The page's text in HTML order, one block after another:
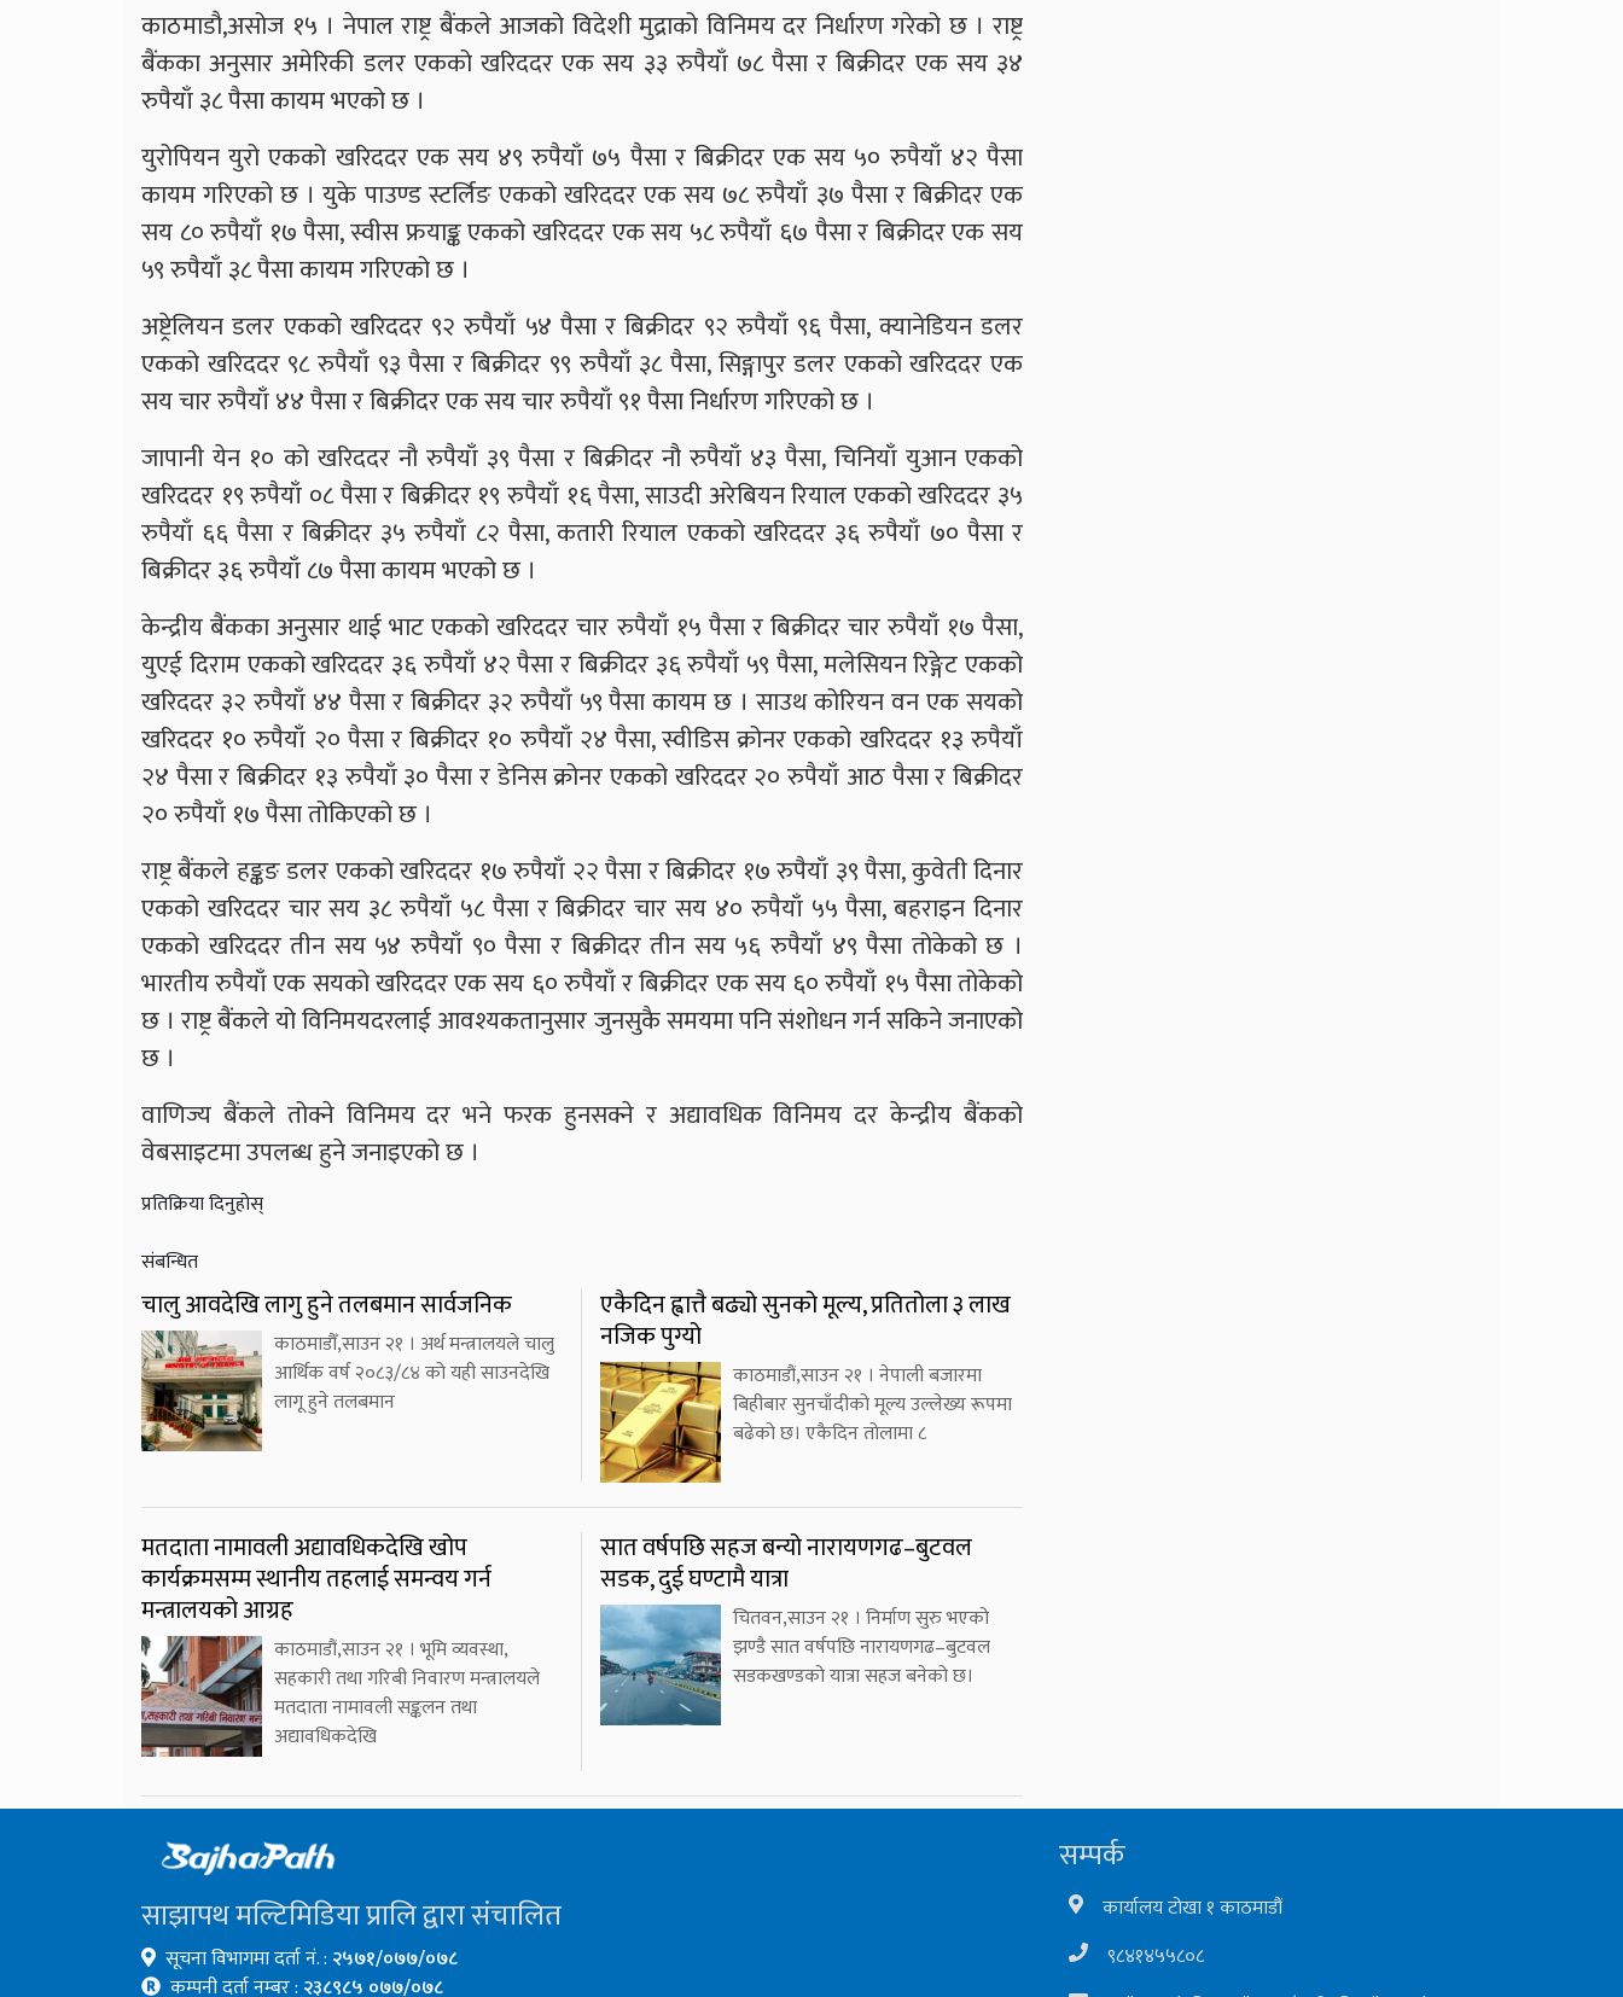
काठमाडौ,असोज १५ । नेपाल राष्ट्र बैंकले आजको विदेशी मुद्राको विनिमय दर निर्धारण गरेको छ । राष्ट्र
बैंकका अनुसार अमेरिकी डलर एकको खरिददर एक सय ३३ रुपैयाँ ७८ पैसा र बिक्रीदर एक सय ३४
रुपैयाँ ३८ पैसा कायम भएको छ ।
युरोपियन युरो एकको खरिददर एक सय ४९ रुपैयाँ ७५ पैसा र बिक्रीदर एक सय ५० रुपैयाँ ४२ पैसा
कायम गरिएको छ । युके पाउण्ड स्टर्लिङ एकको खरिददर एक सय ७८ रुपैयाँ ३७ पैसा र बिक्रीदर एक
सय ८० रुपैयाँ १७ पैसा, स्वीस फ्रयाङ्क एकको खरिददर एक सय ५८ रुपैयाँ ६७ पैसा र बिक्रीदर एक सय
५९ रुपैयाँ ३८ पैसा कायम गरिएको छ ।
अष्ट्रेलियन डलर एकको खरिददर ९२ रुपैयाँ ५४ पैसा र बिक्रीदर ९२ रुपैयाँ ९६ पैसा, क्यानेडियन डलर
एकको खरिददर ९८ रुपैयाँ ९३ पैसा र बिक्रीदर ९९ रुपैयाँ ३८ पैसा, सिङ्गापुर डलर एकको खरिददर एक
सय चार रुपैयाँ ४४ पैसा र बिक्रीदर एक सय चार रुपैयाँ ९१ पैसा निर्धारण गरिएको छ ।
जापानी येन १० को खरिददर नौ रुपैयाँ ३९ पैसा र बिक्रीदर नौ रुपैयाँ ४३ पैसा, चिनियाँ युआन एकको
खरिददर १९ रुपैयाँ ०८ पैसा र बिक्रीदर १९ रुपैयाँ १६ पैसा, साउदी अरेबियन रियाल एकको खरिददर ३५
रुपैयाँ ६६ पैसा र बिक्रीदर ३५ रुपैयाँ ८२ पैसा, कतारी रियाल एकको खरिददर ३६ रुपैयाँ ७० पैसा र
बिक्रीदर ३६ रुपैयाँ ८७ पैसा कायम भएको छ ।
केन्द्रीय बैंकका अनुसार थाई भाट एकको खरिददर चार रुपैयाँ १५ पैसा र बिक्रीदर चार रुपैयाँ १७ पैसा,
युएई दिराम एकको खरिददर ३६ रुपैयाँ ४२ पैसा र बिक्रीदर ३६ रुपैयाँ ५९ पैसा, मलेसियन रिङ्गेट एकको
खरिददर ३२ रुपैयाँ ४४ पैसा र बिक्रीदर ३२ रुपैयाँ ५९ पैसा कायम छ । साउथ कोरियन वन एक सयको
खरिददर १० रुपैयाँ २० पैसा र बिक्रीदर १० रुपैयाँ २४ पैसा, स्वीडिस क्रोनर एकको खरिददर १३ रुपैयाँ
२४ पैसा र बिक्रीदर १३ रुपैयाँ ३० पैसा र डेनिस क्रोनर एकको खरिददर २० रुपैयाँ आठ पैसा र बिक्रीदर
२० रुपैयाँ १७ पैसा तोकिएको छ ।
राष्ट्र बैंकले हङ्कङ डलर एकको खरिददर १७ रुपैयाँ २२ पैसा र बिक्रीदर १७ रुपैयाँ ३९ पैसा, कुवेती दिनार
एकको खरिददर चार सय ३८ रुपैयाँ ५८ पैसा र बिक्रीदर चार सय ४० रुपैयाँ ५५ पैसा, बहराइन दिनार
एकको खरिददर तीन सय ५४ रुपैयाँ ९० पैसा र बिक्रीदर तीन सय ५६ रुपैयाँ ४९ पैसा तोकेको छ ।
भारतीय रुपैयाँ एक सयको खरिददर एक सय ६० रुपैयाँ र बिक्रीदर एक सय ६० रुपैयाँ १५ पैसा तोकेको
छ । राष्ट्र बैंकले यो विनिमयदरलाई आवश्यकतानुसार जुनसुकै समयमा पनि संशोधन गर्न सकिने जनाएको
छ ।
वाणिज्य बैंकले तोक्ने विनिमय दर भने फरक हुनसक्ने र अद्यावधिक विनिमय दर केन्द्रीय बैंकको
वेबसाइटमा उपलब्ध हुने जनाइएको छ ।
प्रतिक्रिया दिनुहोस्
संबन्धित
चालु आवदेखि लागु हुने तलबमान सार्वजनिक
काठमाडौँ,साउन २१ । अर्थ मन्त्रालयले चालु
आर्थिक वर्ष २०८३/८४ को यही साउनदेखि
लागू हुने तलबमान
एकैदिन ह्वात्तै बढ्यो सुनको मूल्य, प्रतितोला ३ लाख
नजिक पुग्यो
काठमाडौं,साउन २१ । नेपाली बजारमा
बिहीबार सुनचाँदीको मूल्य उल्लेख्य रूपमा
बढेको छ। एकैदिन तोलामा ८
मतदाता नामावली अद्यावधिकदेखि खोप
कार्यक्रमसम्म स्थानीय तहलाई समन्वय गर्न
मन्त्रालयको आग्रह
काठमाडौं,साउन २१ । भूमि व्यवस्था,
सहकारी तथा गरिबी निवारण मन्त्रालयले
मतदाता नामावली सङ्कलन तथा
अद्यावधिकदेखि
सात वर्षपछि सहज बन्यो नारायणगढ–बुटवल
सडक, दुई घण्टामै यात्रा
चितवन,साउन २१ । निर्माण सुरु भएको
झण्डै सात वर्षपछि नारायणगढ–बुटवल
सडकखण्डको यात्रा सहज बनेको छ।
साझापथ मल्टिमिडिया प्रालि द्वारा संचालित
सूचना विभागमा दर्ता नं. : २५७१/०७७/०७८
कम्पनी दर्ता नम्बर : २३८९८५ ०७७/०७८
सम्पर्क
कार्यालय टोखा १ काठमाडौं
९८४१४५५८०८